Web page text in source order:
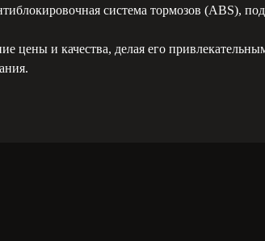
система тормозов (ABS),
цены и качества, делая его